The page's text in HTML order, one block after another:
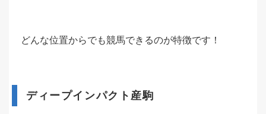
どんな位置からでも競馬できるのが特徴です！
ディープインパクト産駒